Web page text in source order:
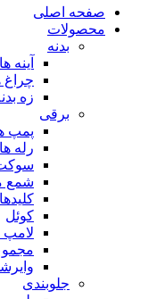
صفحه اصلی
محصولات
بدنه
آینه ها
چراغ
زه
برقی
پمپ
رله
شمع
کوئل
لامپ
جلوبندی